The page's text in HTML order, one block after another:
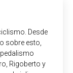
Desde
sobre esto,
Rigoberto y